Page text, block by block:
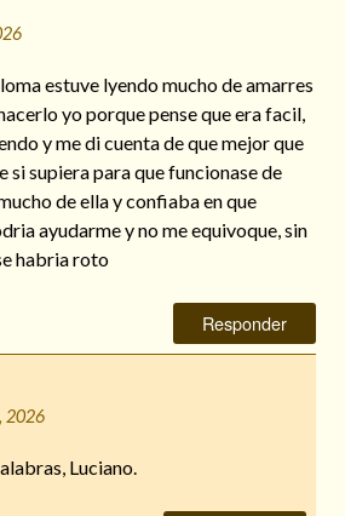
estuve lyendo mucho de amarres
yo porque pense que era facil,
y me di cuenta de que mejor que
si supiera para que funcionase de
de ella y confiaba en que
ayudarme y no me equivoque, sin
habria roto
Responder
2026
Luciano.